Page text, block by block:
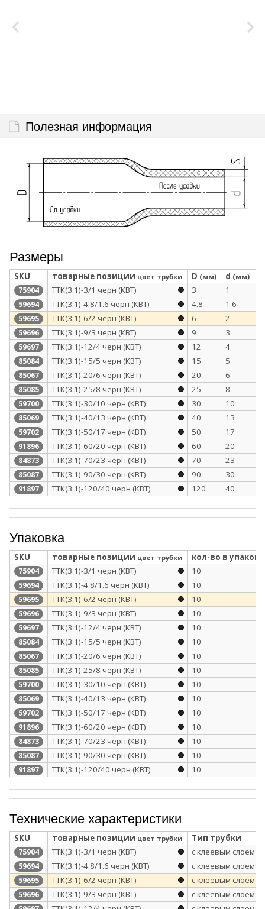
Полезная информация
Размеры
SKU товарные позиции цвет трубки D (мм) d (мм)
75904 ТТК(3:1)-3/1 черн (КВТ) 3 1
59694 ТТК(3:1)-4.8/1.6 черн (КВТ) 4.8 1.6
59695 ТТК(3:1)-6/2 черн (КВТ) 6 2
59696 ТТК(3:1)-9/3 черн (КВТ) 9 3
59697 ТТК(3:1)-12/4 черн (КВТ) 12 4
85084 ТТК(3:1)-15/5 черн (КВТ) 15 5
85067 ТТК(3:1)-20/6 черн (КВТ) 20 6
85085 ТТК(3:1)-25/8 черн (КВТ) 25 8
59700 ТТК(3:1)-30/10 черн (КВТ) 30 10
85069 ТТК(3:1)-40/13 черн (КВТ) 40 13
59702 ТТК(3:1)-50/17 черн (КВТ) 50 17
91896 ТТК(3:1)-60/20 черн (КВТ) 60 20
84873 ТТК(3:1)-70/23 черн (КВТ) 70 23
85087 ТТК(3:1)-90/30 черн (КВТ) 90 30
91897 ТТК(3:1)-120/40 черн (КВТ) 120 40
Упаковка
SKU товарные позиции цвет трубки кол-во в
75904 ТТК(3:1)-3/1 черн (КВТ) 10
59694 ТТК(3:1)-4.8/1.6 черн (КВТ) 10
59695 ТТК(3:1)-6/2 черн (КВТ) 10
59696 ТТК(3:1)-9/3 черн (КВТ) 10
59697 ТТК(3:1)-12/4 черн (КВТ) 10
85084 ТТК(3:1)-15/5 черн (КВТ) 10
85067 ТТК(3:1)-20/6 черн (КВТ) 10
85085 ТТК(3:1)-25/8 черн (КВТ) 10
59700 ТТК(3:1)-30/10 черн (КВТ) 10
85069 ТТК(3:1)-40/13 черн (КВТ) 10
59702 ТТК(3:1)-50/17 черн (КВТ) 10
91896 ТТК(3:1)-60/20 черн (КВТ) 10
84873 ТТК(3:1)-70/23 черн (КВТ) 10
85087 ТТК(3:1)-90/30 черн (КВТ) 10
91897 ТТК(3:1)-120/40 черн (КВТ) 10
Технические характеристики
SKU товарные позиции цвет трубки Тип трубки
75904 ТТК(3:1)-3/1 черн (КВТ) с клеевым слоем
59694 ТТК(3:1)-4.8/1.6 черн (КВТ) с клеевым слоем
59695 ТТК(3:1)-6/2 черн (КВТ) с клеевым слоем
59696 ТТК(3:1)-9/3 черн (КВТ) с клеевым слоем